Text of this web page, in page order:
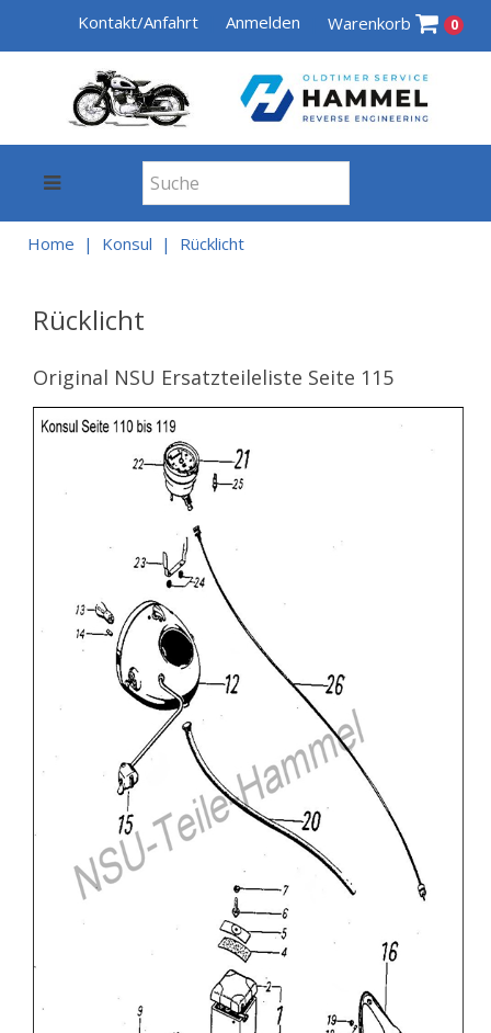
Kontakt/Anfahrt Anmelden Warenkorb 0
Home Konsul Rücklicht
Rücklicht
Original NSU Ersatzteileliste Seite 115